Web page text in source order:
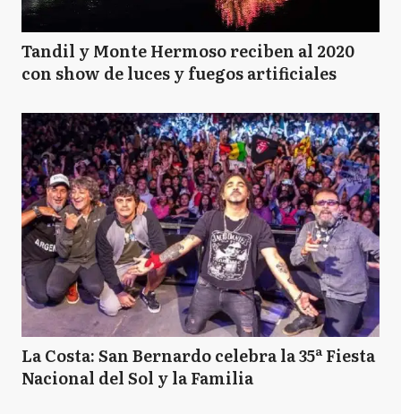
Tandil y Monte Hermoso reciben al 2020
con show de luces y fuegos artificiales
La Costa: San Bernardo celebra la 35ª Fiesta
Nacional del Sol y la Familia